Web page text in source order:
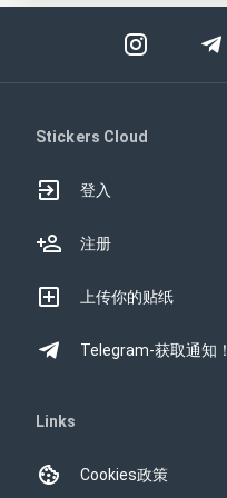
Stickers Cloud
登入
注册
上传你的贴纸
Telegram-获取通知！
Links
Cookies政策